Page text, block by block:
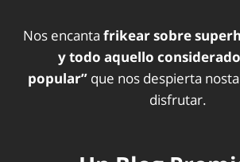
Nos encanta frikear sobre
y todo aquello
popular” que nos despierta
disfrutar.